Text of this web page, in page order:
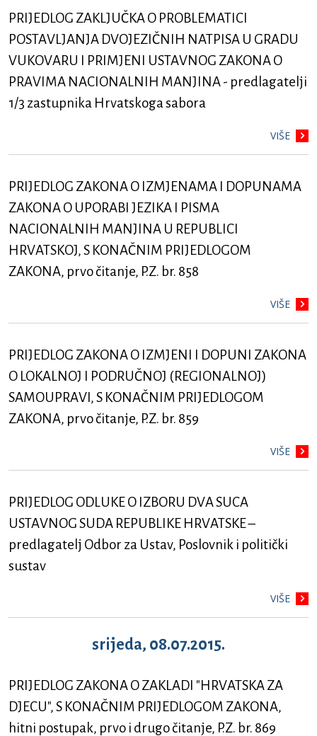
PRIJEDLOG ZAKLJUČKA O PROBLEMATICI
POSTAVLJANJA DVOJEZIČNIH NATPISA U GRADU
VUKOVARU I PRIMJENI USTAVNOG ZAKONA O
PRAVIMA NACIONALNIH MANJINA - predlagatelji
1/3 zastupnika Hrvatskoga sabora
VIŠE
PRIJEDLOG ZAKONA O IZMJENAMA I DOPUNAMA
ZAKONA O UPORABI JEZIKA I PISMA
NACIONALNIH MANJINA U REPUBLICI
HRVATSKOJ, S KONAČNIM PRIJEDLOGOM
ZAKONA, prvo čitanje, P.Z. br. 858
VIŠE
PRIJEDLOG ZAKONA O IZMJENI I DOPUNI ZAKONA
O LOKALNOJ I PODRUČNOJ (REGIONALNOJ)
SAMOUPRAVI, S KONAČNIM PRIJEDLOGOM
ZAKONA, prvo čitanje, P.Z. br. 859
VIŠE
PRIJEDLOG ODLUKE O IZBORU DVA SUCA
USTAVNOG SUDA REPUBLIKE HRVATSKE –
predlagatelj Odbor za Ustav, Poslovnik i politički
sustav
VIŠE
srijeda, 08.07.2015.
PRIJEDLOG ZAKONA O ZAKLADI "HRVATSKA ZA
DJECU", S KONAČNIM PRIJEDLOGOM ZAKONA,
hitni postupak, prvo i drugo čitanje, P.Z. br. 869